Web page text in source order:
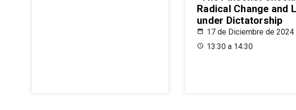
Radical Change and
under Dictatorship
17 de Diciembre de 2024
13:30 a 14:30